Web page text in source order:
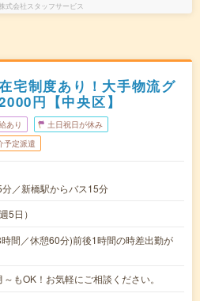
式会社スタッフサービス
宅制度あり！大手物流グ
円【中央区】
あり 土日祝日が休み
予定派遣
／新橋駅からバス15分
5日）
間／休憩60分)前後1時間の時差出勤が
もOK！お気軽にご相談ください。